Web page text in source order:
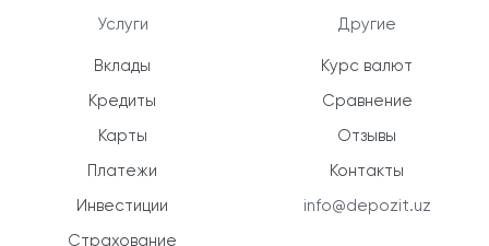
Услуги
Вклады
Кредиты
Карты
Платежи
Инвестиции
Страхование
Другие
Курс валют
Сравнение
Отзывы
Контакты
info@depozit.uz